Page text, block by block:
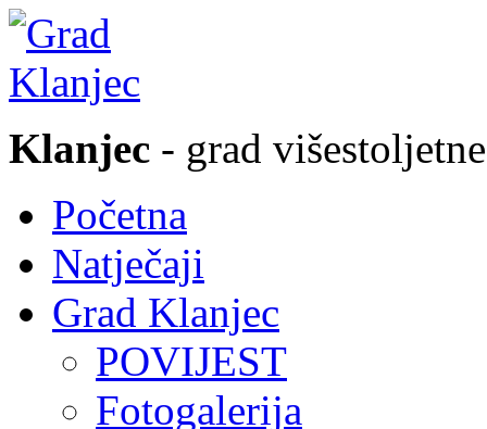
Klanjec - grad
Početna
Natječaji
Grad Klanjec
POVIJEST
Fotogalerija